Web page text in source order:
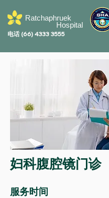
Hospital
Ratchaphruek
电话 (66) 4333 3555
妇科腹腔镜门诊
服务时间